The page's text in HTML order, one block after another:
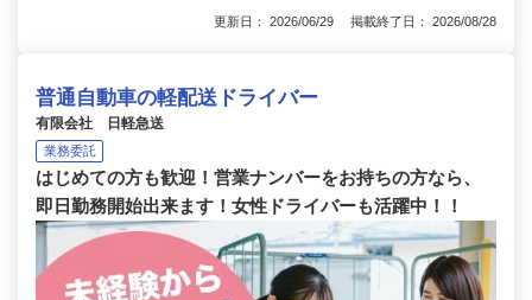
更新日： 2026/06/29 掲載終了日： 2026/08/28
普通自動車の軽配送ドライバー
有限会社 日軽急送
業務委託
はじめての方も歓迎！営業ナンバーをお持ちの方なら、
即日勤務開始出来ます！女性ドライバーも活躍中！！